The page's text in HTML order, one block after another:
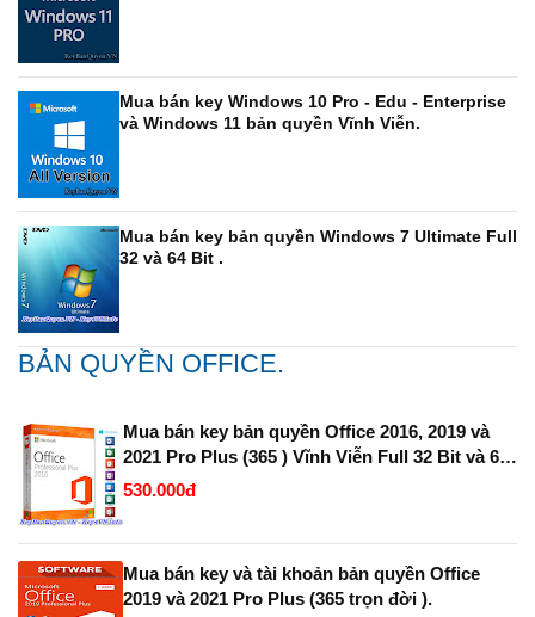
Mua bán key Windows 10 Pro - Edu - Enterprise
và Windows 11 bản quyền Vĩnh Viễn.
Mua bán key bản quyền Windows 7 Ultimate Full
32 và 64 Bit .
BẢN QUYỀN OFFICE.
Mua bán key bản quyền Office 2016, 2019 và
2021 Pro Plus (365 ) Vĩnh Viễn Full 32 Bit và 64
Bit.
530.000đ
Mua bán key và tài khoản bản quyền Office
2019 và 2021 Pro Plus (365 trọn đời ).